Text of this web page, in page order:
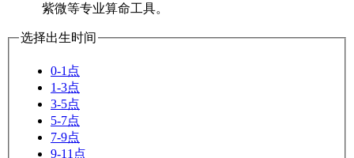
紫微等专业算命工具。
选择出生时间
0-1点
1-3点
3-5点
5-7点
7-9点
9-11点